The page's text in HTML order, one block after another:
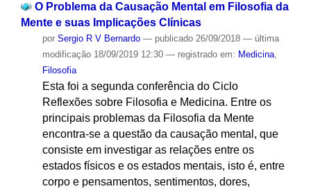
O Problema da Causação Mental em Filosofia da
Mente e suas Implicações Clínicas
por Sergio R V Bernardo — publicado26/09/2018 — última
modificação18/09/2019 12:30 — registrado em: Medicina,
Filosofia
Esta foi a segunda conferência do Ciclo
Reflexões sobre Filosofia e Medicina. Entre os
principais problemas da Filosofia da Mente
encontra-se a questão da causação mental, que
consiste em investigar as relações entre os
estados físicos e os estados mentais, isto é, entre
corpo e pensamentos, sentimentos, dores,